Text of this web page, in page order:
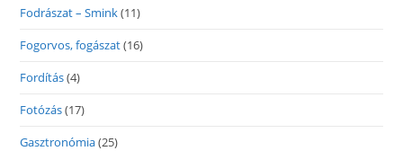
Fodrászat – Smink(11)
Fogorvos, fogászat(16)
Fordítás(4)
Fotózás(17)
Gasztronómia(25)